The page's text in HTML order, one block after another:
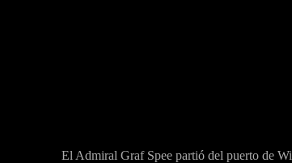
El Admiral Graf Spee partió del puerto de